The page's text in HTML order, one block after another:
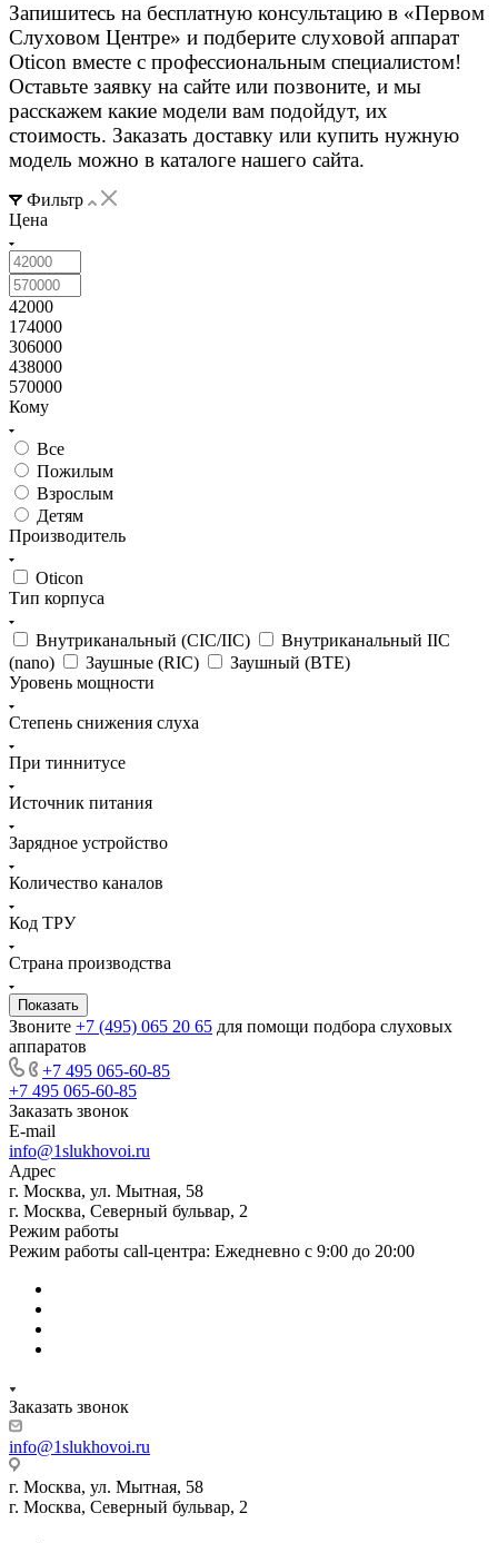
Запишитесь на бесплатную консультацию в «Первом
Слуховом Центре» и подберите слуховой аппарат
Oticon вместе с профессиональным специалистом!
Оставьте заявку на сайте или позвоните, и мы
расскажем какие модели вам подойдут, их
стоимость. Заказать доставку или купить нужную
модель можно в каталоге нашего сайта.
Фильтр
Цена
42000
174000
306000
438000
570000
Кому
Все
Пожилым
Взрослым
Детям
Производитель
Oticon
Тип корпуса
Внутриканальный (CIC/IIC)
Внутриканальный IIC
(nano)
Заушные (RIC)
Заушный (BTE)
Уровень мощности
Степень снижения слуха
При тиннитусе
Источник питания
Зарядное устройство
Количество каналов
Код ТРУ
Страна производства
Звоните +7 (495) 065 20 65 для помощи подбора слуховых
аппаратов
+7 495 065-60-85
+7 495 065-60-85
Заказать звонок
E-mail
info@1slukhovoi.ru
Адрес
г. Москва, ул. Мытная, 58
г. Москва, Северный бульвар, 2
Режим работы
Режим работы call-центра: Ежедневно с 9:00 до 20:00
Заказать звонок
info@1slukhovoi.ru
г. Москва, ул. Мытная, 58
г. Москва, Северный бульвар, 2